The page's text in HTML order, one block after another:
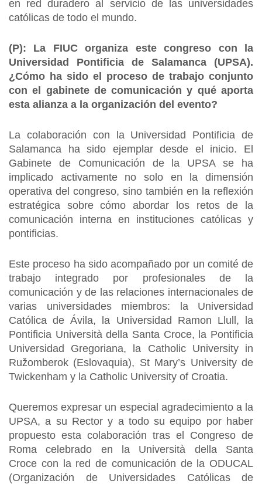
en red duradero al servicio de las universidades
católicas de todo el mundo.
(P):
La FIUC organiza este congreso con la
Universidad Pontificia de Salamanca (UPSA).
¿Cómo ha sido el proceso de trabajo conjunto
con el gabinete de comunicación y qué aporta
esta alianza a la organización del evento?
La colaboración con la Universidad Pontificia de
Salamanca ha sido ejemplar desde el inicio. El
Gabinete de Comunicación de la UPSA se ha
implicado activamente no solo en la dimensión
operativa del congreso, sino también en la reflexión
estratégica sobre cómo abordar los retos de la
comunicación interna en instituciones católicas y
pontificias.
Este proceso ha sido acompañado por un comité de
trabajo integrado por profesionales de la
comunicación y de las relaciones internacionales de
varias universidades miembros: la Universidad
Católica de Ávila, la Universidad Ramon Llull, la
Pontificia Università della Santa Croce, la Pontificia
Universidad Gregoriana, la Catholic University in
Ružomberok (Eslovaquia), St Mary’s University de
Twickenham y la Catholic University of Croatia.
Queremos expresar un especial agradecimiento a la
UPSA, a su Rector y a todo su equipo por haber
propuesto esta colaboración tras el Congreso de
Roma celebrado en la Università della Santa
Croce con la red de comunicación de la ODUCAL
(Organización de Universidades Católicas de